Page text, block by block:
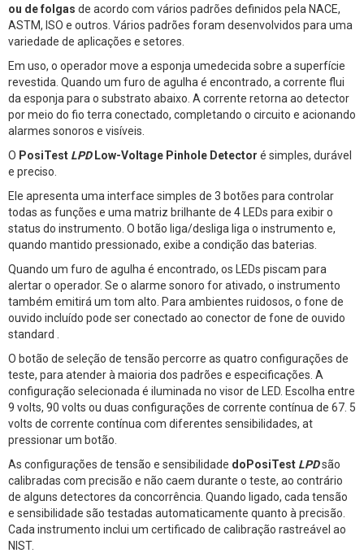
ou de folgas de acordo com vários padrões definidos pela NACE,
ASTM, ISO e outros. Vários padrões foram desenvolvidos para uma
variedade de aplicações e setores.
Em uso, o operador move a esponja umedecida sobre a superfície
revestida. Quando um furo de agulha é encontrado, a corrente flui
da esponja para o substrato abaixo. A corrente retorna ao detector
por meio do fio terra conectado, completando o circuito e acionando
alarmes sonoros e visíveis.
O PosiTest LPDLow-Voltage Pinhole Detector é simples, durável
e preciso.
Ele apresenta uma interface simples de 3 botões para controlar
todas as funções e uma matriz brilhante de 4 LEDs para exibir o
status do instrumento. O botão liga/desliga liga o instrumento e,
quando mantido pressionado, exibe a condição das baterias.
Quando um furo de agulha é encontrado, os LEDs piscam para
alertar o operador. Se o alarme sonoro for ativado, o instrumento
também emitirá um tom alto. Para ambientes ruidosos, o fone de
ouvido incluído pode ser conectado ao conector de fone de ouvido
standard .
O botão de seleção de tensão percorre as quatro configurações de
teste, para atender à maioria dos padrões e especificações. A
configuração selecionada é iluminada no visor de LED. Escolha entre
9 volts, 90 volts ou duas configurações de corrente contínua de 67. 5
volts de corrente contínua com diferentes sensibilidades, at
pressionar um botão.
As configurações de tensão e sensibilidade doPosiTest LPDsão
calibradas com precisão e não caem durante o teste, ao contrário
de alguns detectores da concorrência. Quando ligado, cada tensão
e sensibilidade são testadas automaticamente quanto à precisão.
Cada instrumento inclui um certificado de calibração rastreável ao
NIST.